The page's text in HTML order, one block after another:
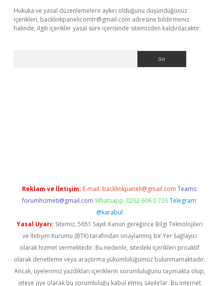
Hukuka ve yasal düzenlemelere aykırı olduğunu düşündüğünüz
içerikleri, backlinkpanelicomtr@gmail.com adresine bildirmeniz
halinde, ilgili içerikler yasal süre içerisinde sitemizden kaldırılacaktır.
Reklam ve İletişim: E-mail: backlinkpaneli@gmail.com Teams:
forumhizmeti@gmail.com Whatsapp: 0262 606 0 726 Telegram:
@karabul
Yasal Uyarı: Sitemiz, 5651 Sayılı Kanun gereğince Bilgi Teknolojileri
ve İletişim Kurumu (BTK) tarafından onaylanmış bir Yer Sağlayıcı
olarak hizmet vermektedir. Bu nedenle, sitedeki içerikleri proaktif
olarak denetleme veya araştırma yükümlülüğümüz bulunmamaktadır.
Ancak, üyelerimiz yazdıkları içeriklerin sorumluluğunu taşımakta olup,
siteye üye olarak bu sorumluluğu kabul etmiş sayılırlar. Bu internet